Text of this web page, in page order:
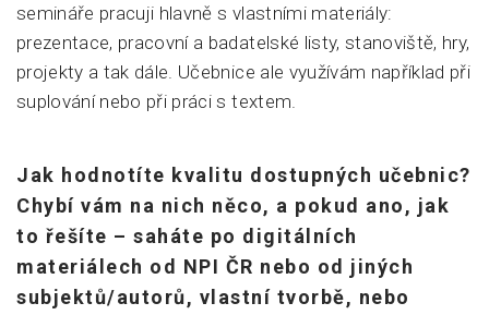
semináře pracuji hlavně s vlastními materiály:
prezentace, pracovní a badatelské listy, stanoviště, hry,
projekty a tak dále. Učebnice ale využívám například při
suplování nebo při práci s textem.
Jak hodnotíte kvalitu dostupných učebnic?
Chybí vám na nich něco, a pokud ano, jak
to řešíte – saháte po digitálních
materiálech od NPI ČR nebo od jiných
subjektů/autorů, vlastní tvorbě, nebo